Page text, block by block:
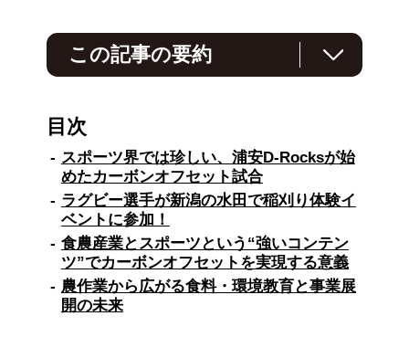
この記事の要約
安D-Rocks」は、大会運営で発生するCO2排出
量を相殺する「カーボンオフセット試合」に挑
戦しています。
新潟県上越市で米栽培を手掛ける株式会社蛍の
里が、水田由来のGHG排出量を抑える農法によ
って創出したカーボンクレジットを、浦安D-
Rocksが購入・活用します。生産者への技術指
導や申請サポートはヤンマーマルシェ株式会社
が担当。NTTドコモビジネス株式会社は事業化
を主導しています。
目次
スポーツ界では珍しい、浦安D-Rocksが始
めたカーボンオフセット試合
ラグビー選手が新潟の水田で稲刈り体験イ
ベントに参加！
食農産業とスポーツという“強いコンテン
ツ”でカーボンオフセットを実現する意義
農作業から広がる食料・環境教育と事業展
開の未来